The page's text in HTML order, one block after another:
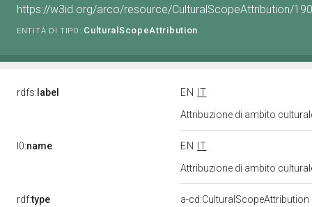
https://w3id.org/arco/resource/CulturalScopeAttribution/
ENTITÀ DI TIPO: CulturalScopeAttribution
rdfs: label EN
IT
Attribuzione di ambito
l0:name EN
IT
Attribuzione di ambito
rdf:type
a-cd:CulturalScopeAttribution